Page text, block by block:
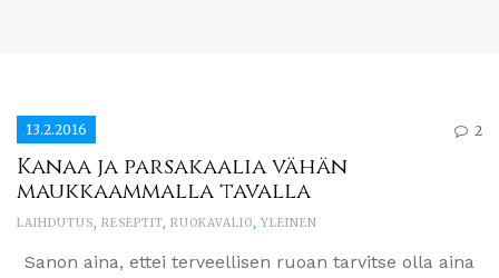
13.2.2016 2
Kanaa ja parsakaalia vähän
maukkaammalla tavalla
LAIHDUTUS, RESEPTIT, RUOKAVALIO, YLEINEN
Sanon aina, ettei terveellisen ruoan tarvitse olla aina